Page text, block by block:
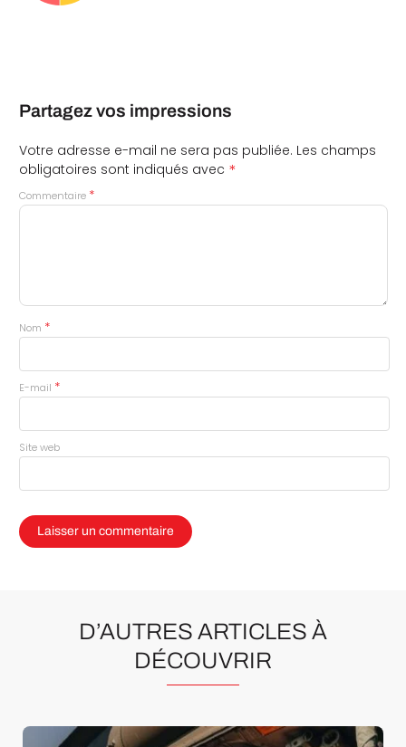
Partagez vos impressions
Votre adresse e-mail ne sera pas publiée. Les champs
obligatoires sont indiqués avec *
Commentaire *
Nom *
E-mail *
Site web
D’AUTRES ARTICLES À
DÉCOUVRIR